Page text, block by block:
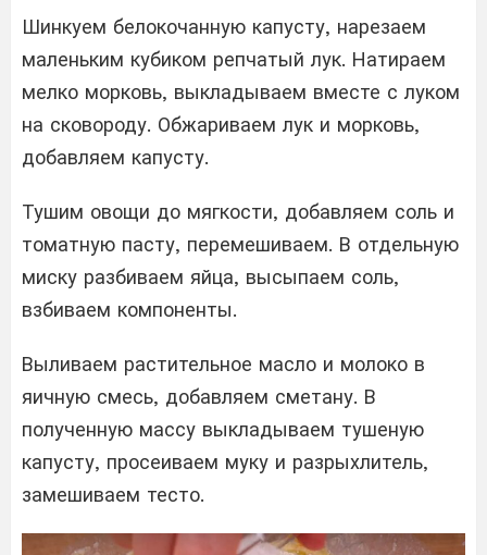
Шинкуем белокочанную капусту, нарезаем
маленьким кубиком репчатый лук. Натираем
мелко морковь, выкладываем вместе с луком
на сковороду. Обжариваем лук и морковь,
добавляем капусту.
Тушим овощи до мягкости, добавляем соль и
томатную пасту, перемешиваем. В отдельную
миску разбиваем яйца, высыпаем соль,
взбиваем компоненты.
Выливаем растительное масло и молоко в
яичную смесь, добавляем сметану. В
полученную массу выкладываем тушеную
капусту, просеиваем муку и разрыхлитель,
замешиваем тесто.